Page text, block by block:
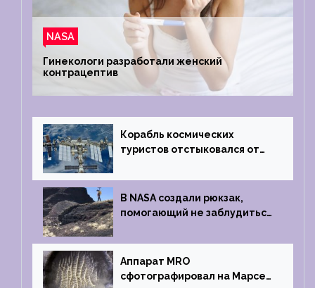
NASA
Гинекологи разработали женский
контрацептив
Корабль космических
туристов отстыковался от
на Землю
В NASA создали рюкзак,
помогающий не заблудиться
Аппарат MRO
сфотографировал на Марсе